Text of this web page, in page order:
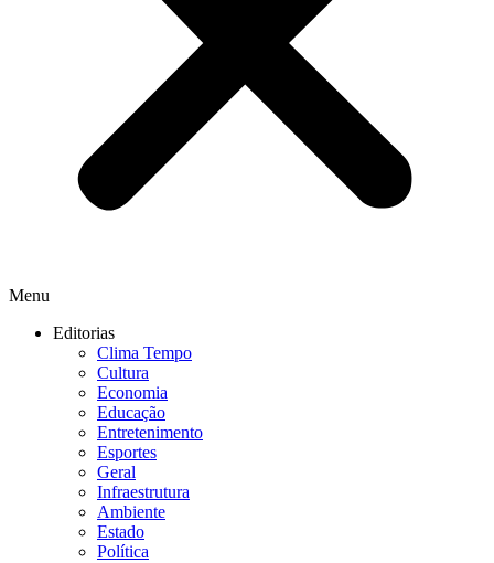
Menu
Editorias
Clima Tempo
Cultura
Economia
Educação
Entretenimento
Esportes
Geral
Infraestrutura
Ambiente
Estado
Política